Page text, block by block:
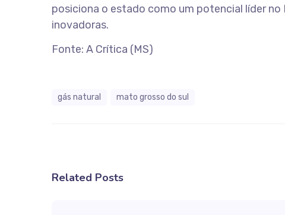
posiciona o estado como um potencial líder
inovadoras.
Fonte: A Crítica (MS)
gás natural mato grosso do sul
Related Posts